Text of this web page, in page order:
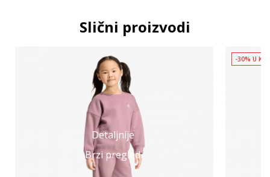
Slični proizvodi
Detaljnije
Brzi pregled
-30% U